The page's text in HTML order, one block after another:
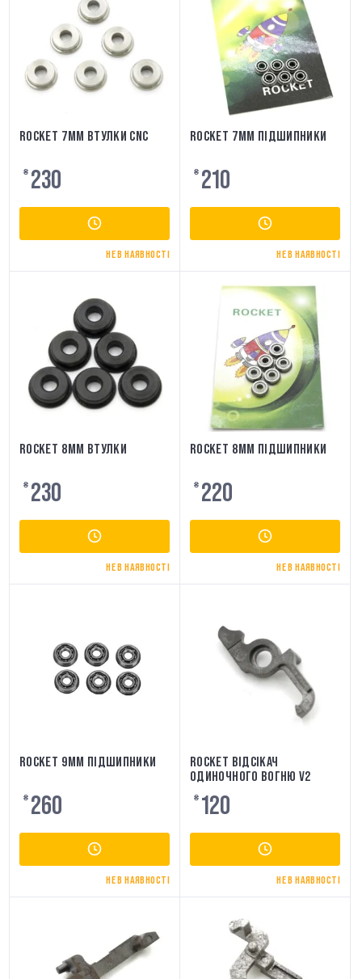
ROCKET 7ММ ВТУЛКИ CNC
₴ 230
НЕ В НАЯВНОСТІ
ROCKET 7ММ ПІДШИПНИКИ
₴ 210
НЕ В НАЯВНОСТІ
ROCKET 8ММ ВТУЛКИ
₴ 230
НЕ В НАЯВНОСТІ
ROCKET 8ММ ПІДШИПНИКИ
₴ 220
НЕ В НАЯВНОСТІ
ROCKET 9ММ ПІДШИПНИКИ
₴ 260
НЕ В НАЯВНОСТІ
ROCKET ВІДСІКАЧ
ОДИНОЧНОГО ВОГНЮ V2
₴ 120
НЕ В НАЯВНОСТІ